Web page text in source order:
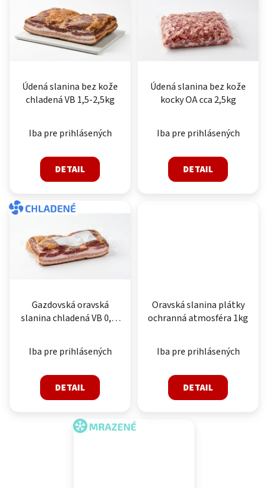
Údená slanina bez kože
chladená VB 1,5-2,5kg
Iba pre prihlásených
DETAIL
Údená slanina bez kože
kocky OA cca 2,5kg
Iba pre prihlásených
DETAIL
CHLADENÉ
Gazdovská oravská
slanina chladená VB 0,6-
Iba pre prihlásených
DETAIL
Oravská slanina plátky
ochranná atmosféra 1kg
Iba pre prihlásených
DETAIL
MRAZENÉ